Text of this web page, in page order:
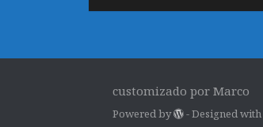
customizado por Marco
Powered by - Designed